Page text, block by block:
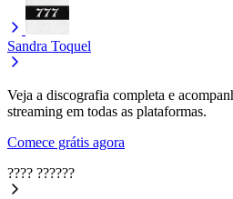
Sandra Toquel
Veja a discografia completa e
streaming em todas as plataformas.
Comece grátis agora
???? ??????